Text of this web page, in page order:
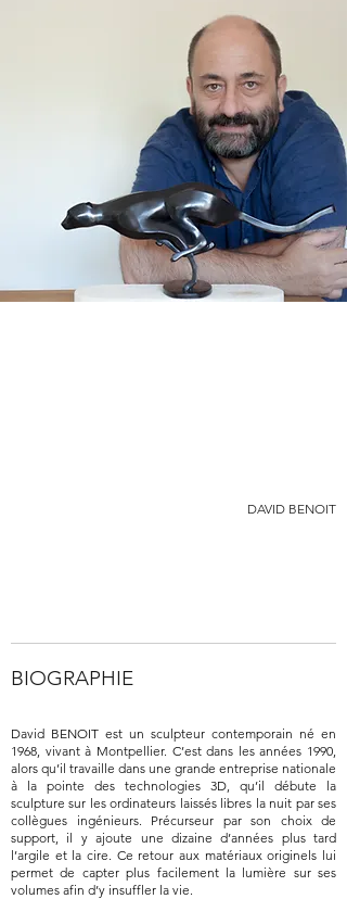
DAVID BENOIT
BIOGRAPHIE
David BENOIT est un sculpteur contemporain né en
1968, vivant à Montpellier. C’est dans les années 1990,
alors qu’il travaille dans une grande entreprise nationale
à la pointe des technologies 3D, qu’il débute la
sculpture sur les ordinateurs laissés libres la nuit par ses
collègues ingénieurs. Précurseur par son choix de
support, il y ajoute une dizaine d’années plus tard
l’argile et la cire. Ce retour aux matériaux originels lui
permet de capter plus facilement la lumière sur ses
volumes afin d’y insuffler la vie.